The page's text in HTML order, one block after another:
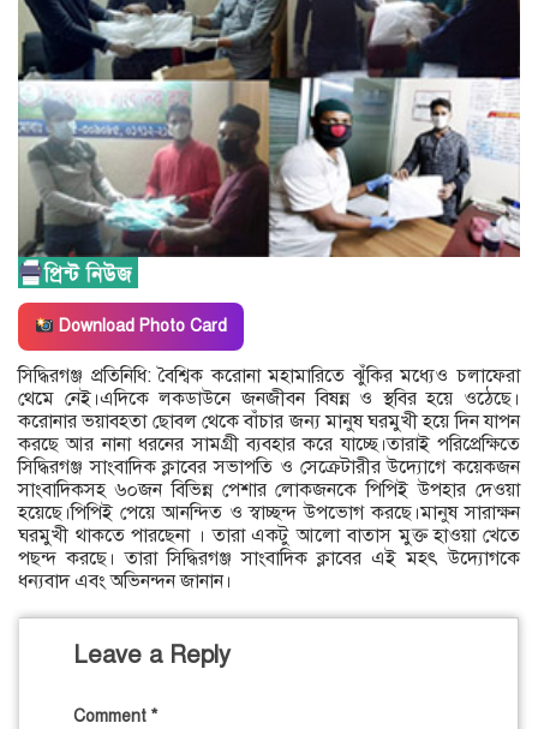
Download Photo Card
সিদ্ধিরগঞ্জ প্রতিনিধি: বৈশ্বিক করোনা মহামারিতে ঝুঁকির মধ্যেও চলাফেরা
থেমে নেই।এদিকে লকডাউনে জনজীবন বিষন্ন ও স্থবির হয়ে ওঠেছে।
করোনার ভয়াবহতা ছোবল থেকে বাঁচার জন্য মানুষ ঘরমুখী হয়ে দিন যাপন
করছে আর নানা ধরনের সামগ্রী ব্যবহার করে যাচ্ছে।তারাই পরিপ্রেক্ষিতে
সিদ্ধিরগঞ্জ সাংবাদিক ক্লাবের সভাপতি ও সেক্রেটারীর উদ্যোগে কয়েকজন
সাংবাদিকসহ ৬০জন বিভিন্ন পেশার লোকজনকে পিপিই উপহার দেওয়া
হয়েছে।পিপিই পেয়ে আনন্দিত ও স্বাচ্ছন্দ উপভোগ করছে।মানুষ সারাক্ষন
ঘরমুখী থাকতে পারছেনা । তারা একটু আলো বাতাস মুক্ত হাওয়া খেতে
পছন্দ করছে। তারা সিদ্ধিরগঞ্জ সাংবাদিক ক্লাবের এই মহৎ উদ্যোগকে
ধন্যবাদ এবং অভিনন্দন জানান।
Leave a Reply
Comment *